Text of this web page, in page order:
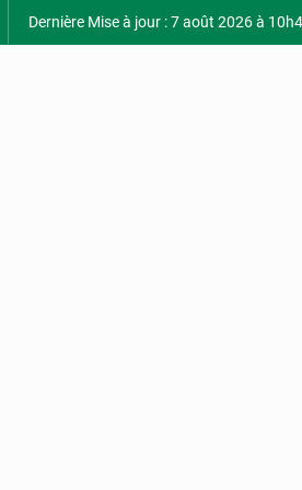
Dernière Mise à jour : 7 août 2026 à